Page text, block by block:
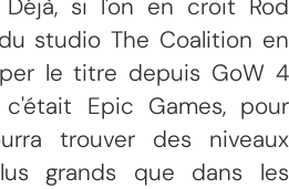
si l'on en croit Rod
studio The Coalition en
le titre depuis GoW 4
Epic Games, pour
trouver des niveaux
grands que dans les